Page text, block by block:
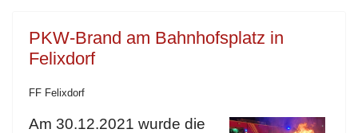
PKW-Brand am Bahnhofsplatz in
Felixdorf
FF Felixdorf
Am 30.12.2021 wurde die